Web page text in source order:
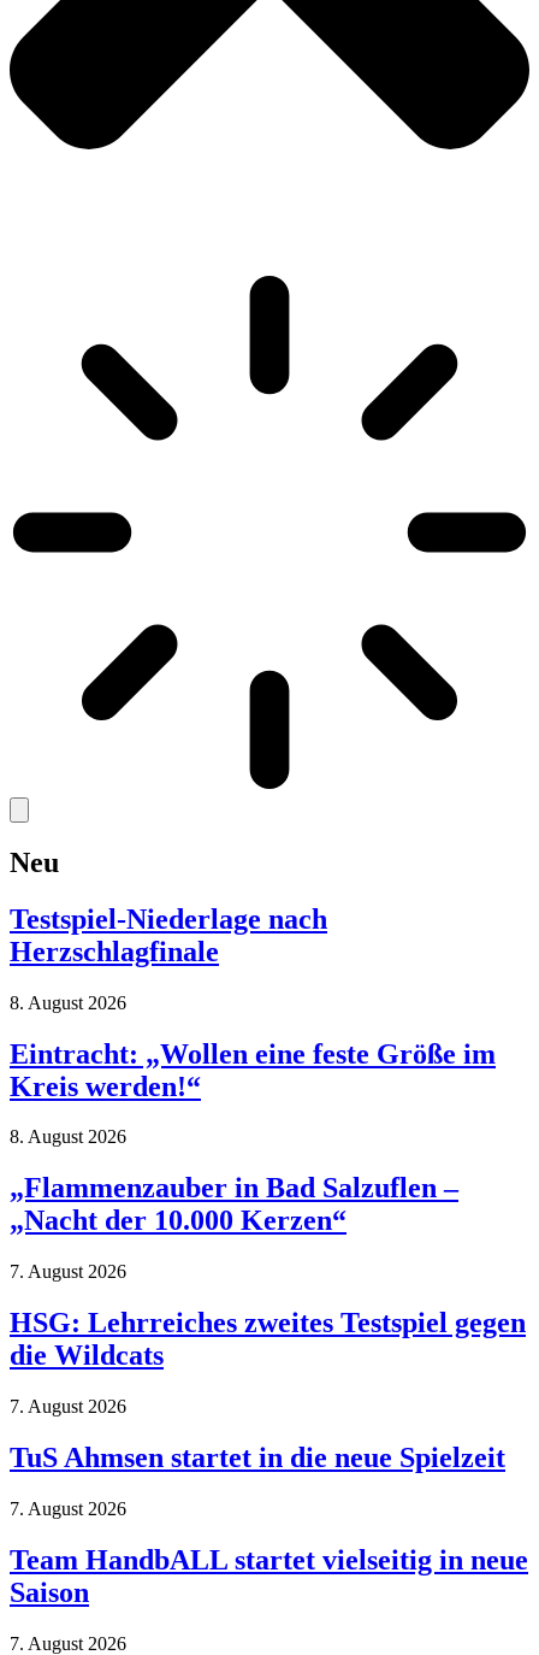
Neu
Testspiel-Niederlage nach
Herzschlagfinale
8. August 2026
Eintracht: „Wollen eine feste Größe im
Kreis werden!“
8. August 2026
„Flammenzauber in Bad Salzuflen –
„Nacht der 10.000 Kerzen“
7. August 2026
HSG: Lehrreiches zweites Testspiel gegen
die Wildcats
7. August 2026
TuS Ahmsen startet in die neue Spielzeit
7. August 2026
Team HandbALL startet vielseitig in neue
Saison
7. August 2026